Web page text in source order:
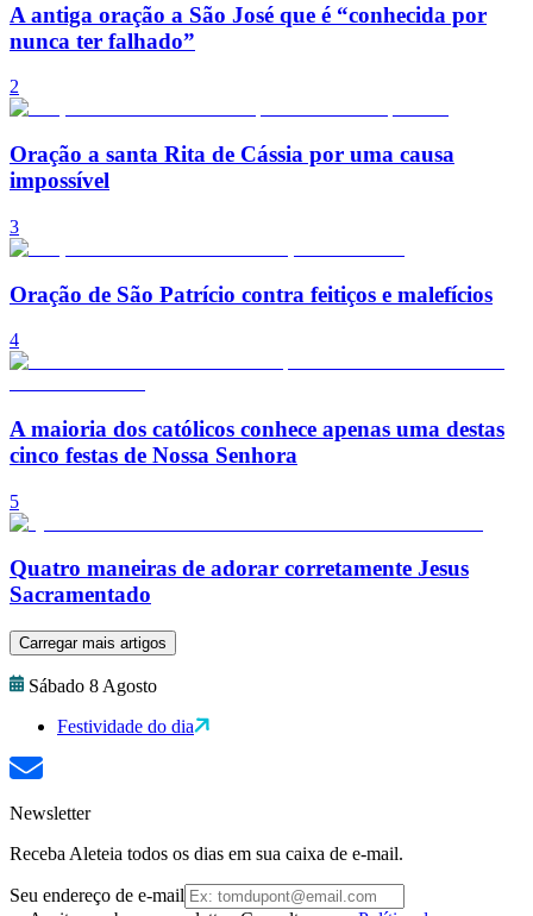
A antiga oração a São José que é “conhecida por
nunca ter falhado”
2
Oração a santa Rita de Cássia por uma causa
impossível
3
Oração de São Patrício contra feitiços e malefícios
4
A maioria dos católicos conhece apenas uma destas
cinco festas de Nossa Senhora
5
Quatro maneiras de adorar corretamente Jesus
Sacramentado
Carregar mais artigos
Sábado 8 Agosto
Festividade do dia
Newsletter
Receba Aleteia todos os dias em sua caixa de e-mail.
Seu endereço de e-mail